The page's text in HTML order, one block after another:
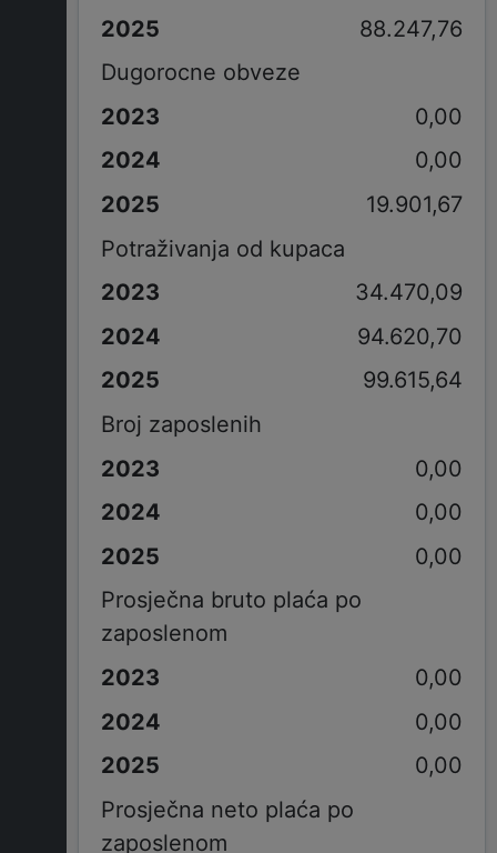
88.247,76
Dugorocne obveze
0,00
0,00
19.901,67
Potraživanja od kupaca
34.470,09
94.620,70
99.615,64
Broj zaposlenih
0,00
0,00
0,00
Prosječna bruto plaća po
zaposlenom
0,00
0,00
0,00
Prosječna neto plaća po
zaposlenom